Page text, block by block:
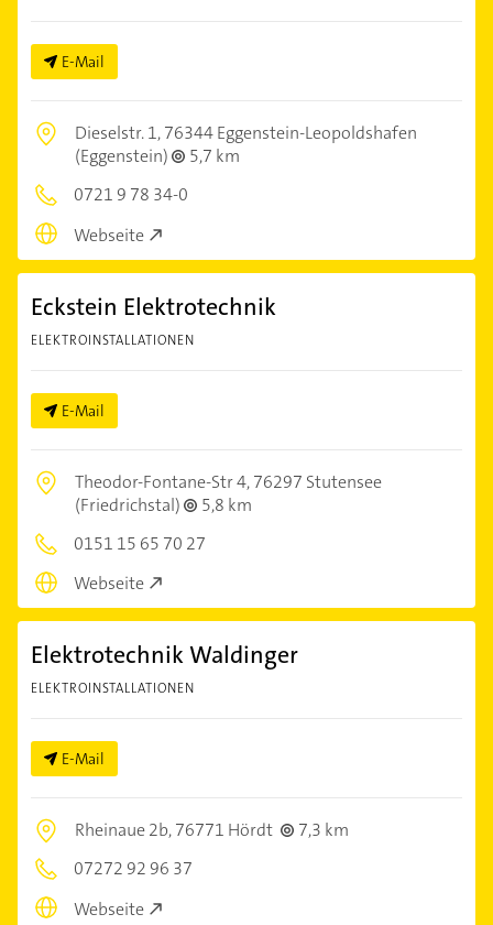
E-Mail
Dieselstr. 1,76344 Eggenstein-Leopoldshafen
(Eggenstein)
5,7 km
0721 9 78 34-0
Webseite
Eckstein Elektrotechnik
ELEKTROINSTALLATIONEN
E-Mail
Theodor-Fontane-Str 4,76297 Stutensee
(Friedrichstal)
5,8 km
0151 15 65 70 27
Webseite
Elektrotechnik Waldinger
ELEKTROINSTALLATIONEN
E-Mail
Rheinaue 2b,76771 Hördt
7,3 km
07272 92 96 37
Webseite